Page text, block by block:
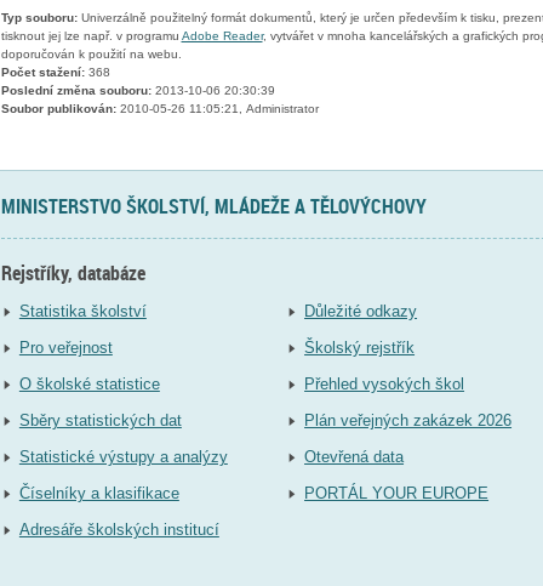
Typ souboru:Univerzálně použitelný formát dokumentů, který je určen především k tisku,
tisknout jej lze např. v programu Adobe Reader, vytvářet v mnoha kancelářských a grafických
doporučován k použití na webu.
Počet stažení:368
Poslední změna souboru:2013-10-06 20:30:39
Soubor publikován:2010-05-26 11:05:21, Administrator
MINISTERSTVO ŠKOLSTVÍ, MLÁDEŽE A TĚLOVÝCHOVY
Rejstříky, databáze
Statistika školství
Pro veřejnost
O školské statistice
Sběry statistických dat
Statistické výstupy a analýzy
Číselníky a klasifikace
Adresáře školských institucí
Důležité odkazy
Školský rejstřík
Přehled vysokých škol
Plán veřejných zakázek 2026
Otevřená data
PORTÁL YOUR EUROPE